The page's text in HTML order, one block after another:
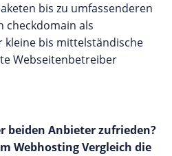
bis zu umfassenderen
checkdomain als
kleine bis mittelständische
Webseitenbetreiber
beiden Anbieter zufrieden?
Webhosting Vergleich die